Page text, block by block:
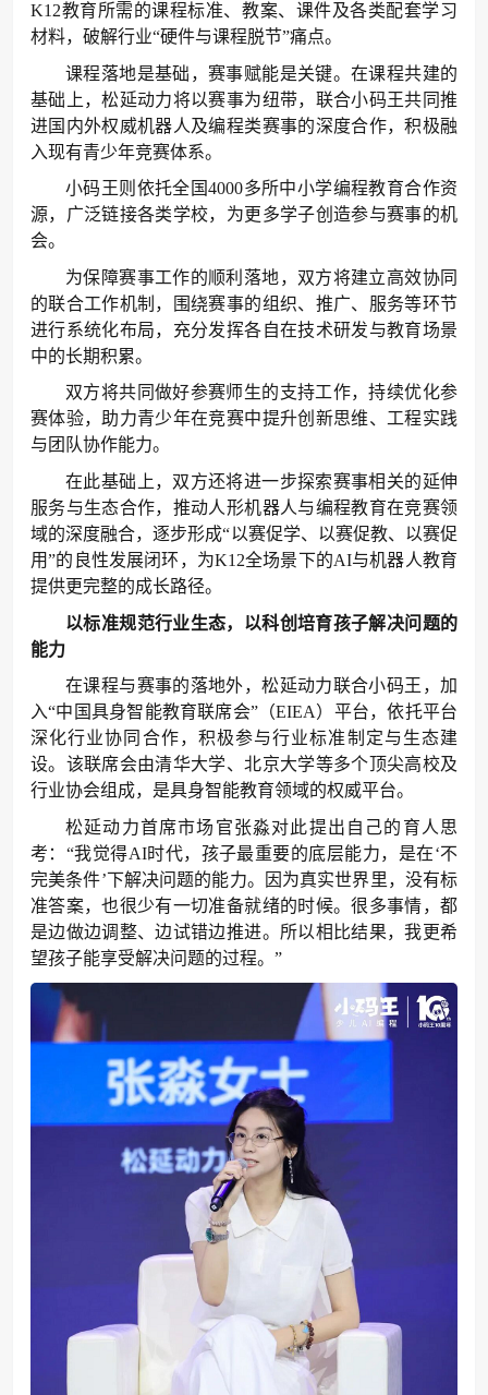
K12教育所需的课程标准、教案、课件及各类配套学习
材料，破解行业“硬件与课程脱节”痛点。
课程落地是基础，赛事赋能是关键。在课程共建的
基础上，松延动力将以赛事为纽带，联合小码王共同推
进国内外权威机器人及编程类赛事的深度合作，积极融
入现有青少年竞赛体系。
小码王则依托全国4000多所中小学编程教育合作资
源，广泛链接各类学校，为更多学子创造参与赛事的机
会。
为保障赛事工作的顺利落地，双方将建立高效协同
的联合工作机制，围绕赛事的组织、推广、服务等环节
进行系统化布局，充分发挥各自在技术研发与教育场景
中的长期积累。
双方将共同做好参赛师生的支持工作，持续优化参
赛体验，助力青少年在竞赛中提升创新思维、工程实践
与团队协作能力。
在此基础上，双方还将进一步探索赛事相关的延伸
服务与生态合作，推动人形机器人与编程教育在竞赛领
域的深度融合，逐步形成“以赛促学、以赛促教、以赛促
用”的良性发展闭环，为K12全场景下的AI与机器人教育
提供更完整的成长路径。
以标准规范行业生态，以科创培育孩子解决问题的
能力
在课程与赛事的落地外，松延动力联合小码王，加
入“中国具身智能教育联席会”（EIEA）平台，依托平台
深化行业协同合作，积极参与行业标准制定与生态建
设。该联席会由清华大学、北京大学等多个顶尖高校及
行业协会组成，是具身智能教育领域的权威平台。
松延动力首席市场官张淼对此提出自己的育人思
考：“我觉得AI时代，孩子最重要的底层能力，是在‘不
完美条件’下解决问题的能力。因为真实世界里，没有标
准答案，也很少有一切准备就绪的时候。很多事情，都
是边做边调整、边试错边推进。所以相比结果，我更希
望孩子能享受解决问题的过程。”